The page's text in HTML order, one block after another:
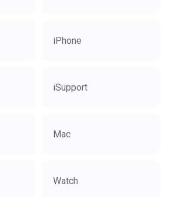
iPhone
iSupport
Mac
Watch